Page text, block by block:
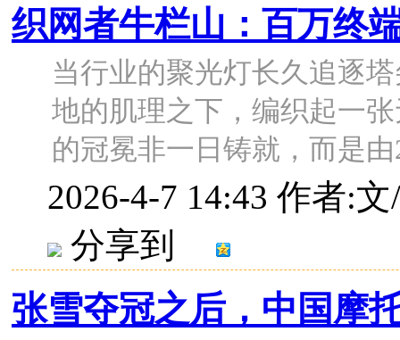
织网者牛栏山：百万终
当行业的聚光灯长久追逐
地的肌理之下，编织起一
的冠冕非一日铸就，而是
2026-4-7 14:43 作者:
分享到
张雪夺冠之后，中国摩